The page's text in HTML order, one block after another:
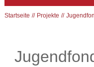
Startseite Projekte